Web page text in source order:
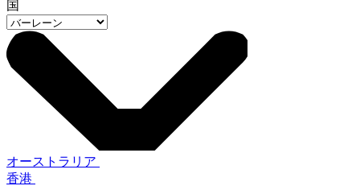
国
オーストラリア
香港